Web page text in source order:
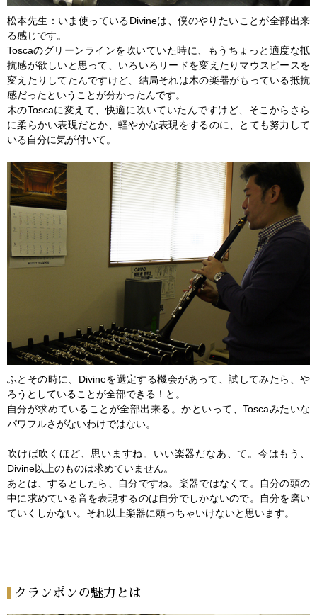
松本先生：いま使っているDivineは、僕のやりたいことが全部出来
る感じです。
Toscaのグリーンラインを吹いていた時に、もうちょっと適度な抵
抗感が欲しいと思って、いろいろリードを変えたりマウスピースを
変えたりしてたんですけど、結局それは木の楽器がもっている抵抗
感だったということが分かったんです。
木のToscaに変えて、快適に吹いていたんですけど、そこからさら
に柔らかい表現だとか、軽やかな表現をするのに、とても努力して
いる自分に気が付いて。
ふとその時に、Divineを選定する機会があって、試してみたら、や
ろうとしていることが全部できる！と。
自分が求めていることが全部出来る。かといって、Toscaみたいな
パワフルさがないわけではない。
吹けば吹くほど、思いますね。いい楽器だなあ、て。今はもう、
Divine以上のものは求めていません。
あとは、するとしたら、自分ですね。楽器ではなくて。自分の頭の
中に求めている音を表現するのは自分でしかないので。自分を磨い
ていくしかない。それ以上楽器に頼っちゃいけないと思います。
クランポンの魅力とは